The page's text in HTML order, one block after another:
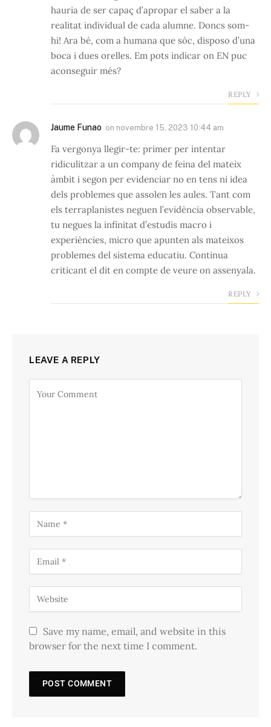
hauria de ser capaç d’apropar el saber a la
realitat individual de cada alumne. Doncs som-
hi! Ara bé, com a humana que sóc, disposo d’una
boca i dues orelles. Em pots indicar on EN puc
aconseguir més?
REPLY
Jaume Funao on novembre 15, 2023 10:44 am
Fa vergonya llegir-te: primer per intentar
ridiculitzar a un company de feina del mateix
àmbit i segon per evidenciar no en tens ni idea
dels problemes que assolen les aules. Tant com
els terraplanistes neguen l’evidència observable,
tu negues la infinitat d’estudis macro i
experiències, micro que apunten als mateixos
problemes del sistema educatiu. Continua
criticant el dit en compte de veure on assenyala.
REPLY
LEAVE A REPLY
Save my name, email, and website in this
browser for the next time I comment.